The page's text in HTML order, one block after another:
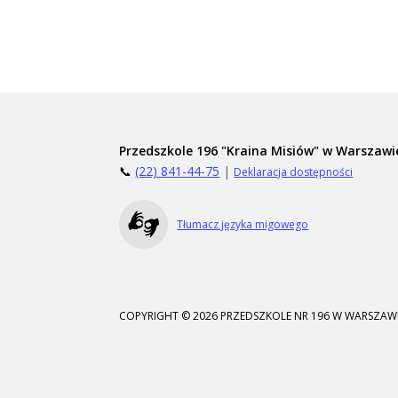
Przedszkole 196 "Kraina Misiów" w
📞(22) 841-44-75 | Deklaracja dostępności
Tłumacz języka migowego
COPYRIGHT © 2026 PRZEDSZKOLE NR 196 W